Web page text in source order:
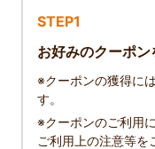
STEP1
お好みのクーポ
※クーポンの獲得に
す。
※クーポンのご利用
ご利用上の注意等を